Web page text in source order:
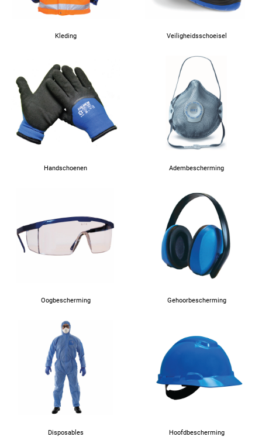
Kleding Veiligheidsschoeisel
Handschoenen Adembescherming
Oogbescherming Gehoorbescherming
Disposables Hoofdbescherming